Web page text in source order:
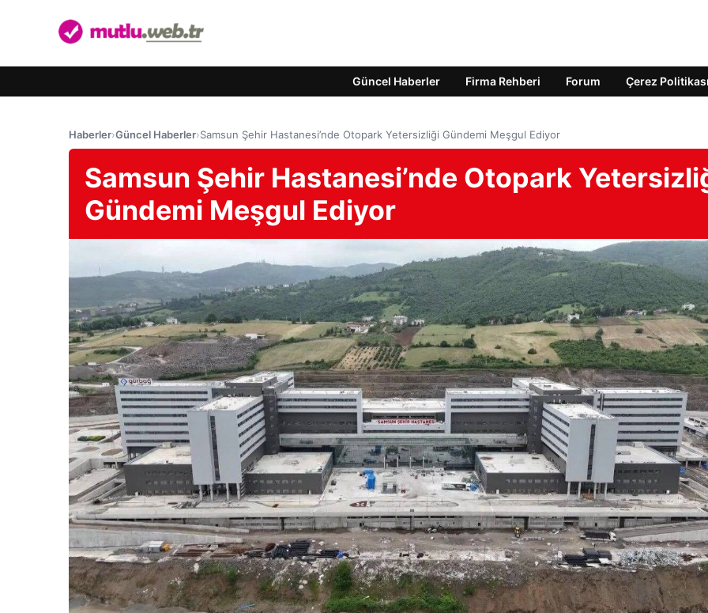
Güncel Haberler Firma Rehberi Forum Çerez Politikası
Haberler›Güncel Haberler›Samsun Şehir Hastanesi’nde Otopark Yetersizliği Gündemi Meşgul Ediyor
Samsun Şehir Hastanesi’nde Otopark
Gündemi Meşgul Ediyor